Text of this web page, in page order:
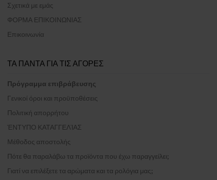
Σχετικά με εμάς
ΦΟΡΜΑ ΕΠΙΚΟΙΝΩΝΙΑΣ
Επικοινωνία
ΤΑ ΠΑΝΤΑ ΓΙΑ ΤΙΣ ΑΓΟΡΕΣ
Πρόγραμμα επιβράβευσης
Γενικοί όροι και προϋποθέσεις
Πολιτική απορρήτου
ΈΝΤΥΠΟ ΚΑΤΑΓΓΕΛΊΑΣ
Μέθοδος αποστολής
Πότε θα παραλάβω τα προϊόντα που έχω παραγγείλει;
Γιατί να επιλέξετε τα αρώματα και τα ρολόγια μας;